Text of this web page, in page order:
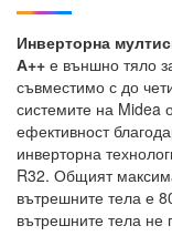
Инверторна
А++ е външно тяло
съвместимо с до
системите на Midea
ефективност
инверторна
R32. Общият
вътрешните тела е
вътрешните тела не